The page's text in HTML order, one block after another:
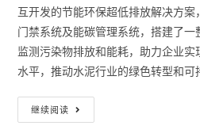
互开发的节能环保超低排放解决方
门禁系统及能碳管理系统，搭建了
监测污染物排放和能耗，助力企业
水平，推动水泥行业的绿色转型和可
继续阅读